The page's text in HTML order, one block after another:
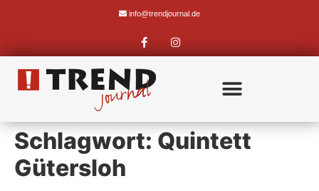
info@trendjournal.de
Schlagwort: Quintett
Gütersloh